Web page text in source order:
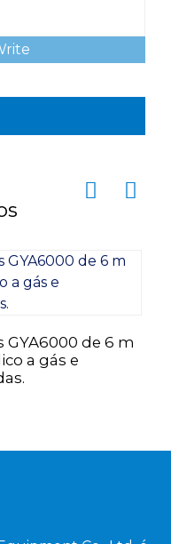
de 6 m
a gás e